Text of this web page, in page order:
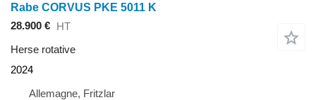
Rabe CORVUS PKE 5011 K
28.900 € HT
Herse rotative
2024
Allemagne, Fritzlar